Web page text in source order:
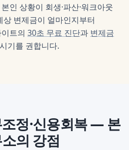
인 상황이 회생·파산·워크아웃
변제금이 얼마인지부터
트의 30초 무료 진단과 변제금
기를 권합니다.
정·신용회복— 본
의 강점